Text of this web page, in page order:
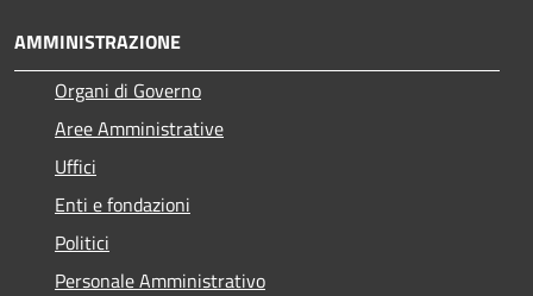
AMMINISTRAZIONE
Organi di Governo
Aree Amministrative
Uffici
Enti e fondazioni
Politici
Personale Amministrativo